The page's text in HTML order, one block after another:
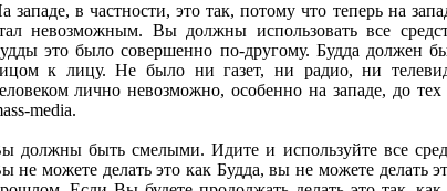
западе, в частности, это так, потому что теперь на
невозможным. Вы должны использовать все
это было совершенно по-другому. Будда должен
к лицу. Не было ни газет, ни радио, ни
лично невозможно, особенно на западе, до
media.
должны быть смелыми. Идите и используйте все
не можете делать это как Будда, вы не можете делать